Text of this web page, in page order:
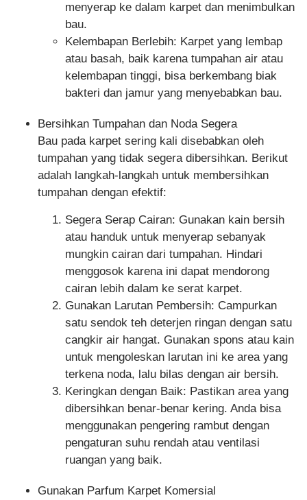
menyerap ke dalam karpet dan menimbulkan
bau.
Kelembapan Berlebih: Karpet yang lembap
atau basah, baik karena tumpahan air atau
kelembapan tinggi, bisa berkembang biak
bakteri dan jamur yang menyebabkan bau.
Bersihkan Tumpahan dan Noda Segera
Bau pada karpet sering kali disebabkan oleh
tumpahan yang tidak segera dibersihkan. Berikut
adalah langkah-langkah untuk membersihkan
tumpahan dengan efektif:
Segera Serap Cairan: Gunakan kain bersih
atau handuk untuk menyerap sebanyak
mungkin cairan dari tumpahan. Hindari
menggosok karena ini dapat mendorong
cairan lebih dalam ke serat karpet.
Gunakan Larutan Pembersih: Campurkan
satu sendok teh deterjen ringan dengan satu
cangkir air hangat. Gunakan spons atau kain
untuk mengoleskan larutan ini ke area yang
terkena noda, lalu bilas dengan air bersih.
Keringkan dengan Baik: Pastikan area yang
dibersihkan benar-benar kering. Anda bisa
menggunakan pengering rambut dengan
pengaturan suhu rendah atau ventilasi
ruangan yang baik.
Gunakan Parfum Karpet Komersial